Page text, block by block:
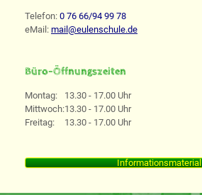
Telefon: 0 76 66/94 99 78
eMail: mail@eulenschule.de
Büro-Öffnungszeiten
Montag:
13.30 - 17.00 Uhr
Mittwoch:13.30 - 17.00 Uhr
Freitag:
13.30 - 17.00 Uhr
Informationsmaterial